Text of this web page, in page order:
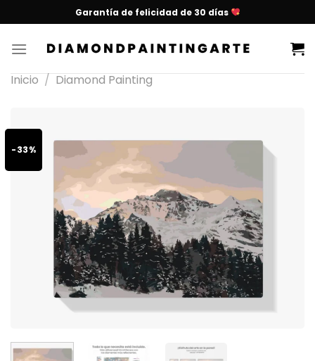
Garantía de felicidad de 30 días
Inicio / Diamond Painting
-33%